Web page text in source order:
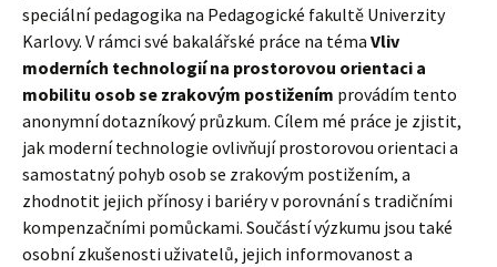
speciální pedagogika na Pedagogické fakultě Univerzity
Karlovy. V rámci své bakalářské práce na téma Vliv
moderních technologií na prostorovou orientaci a
mobilitu osob se zrakovým postižením provádím tento
anonymní dotazníkový průzkum. Cílem mé práce je zjistit,
jak moderní technologie ovlivňují prostorovou orientaci a
samostatný pohyb osob se zrakovým postižením, a
zhodnotit jejich přínosy i bariéry v porovnání s tradičními
kompenzačními pomůckami. Součástí výzkumu jsou také
osobní zkušenosti uživatelů, jejich informovanost a